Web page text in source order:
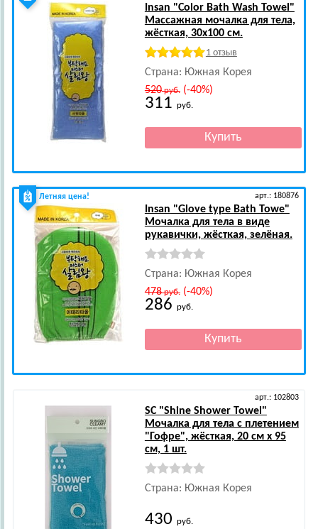
Insan "Color Bath Wash Towel"
Массажная мочалка для тела,
жёсткая, 30х100 см.
1 отзыв
Страна: Южная Корея
520руб.(-40%)
311 руб.
Летняя цена! арт.: 180876
Insan "Glove type Bath Towe"
Мочалка для тела в виде
рукавички, жёсткая, зелёная.
Страна: Южная Корея
478руб.(-40%)
286 руб.
арт.: 102803
SC"Shine Shower Towel"
Мочалка для тела с плетением
"Гофре", жёсткая, 20 см х 95
см, 1 шт.
Страна: Южная Корея
430 руб.